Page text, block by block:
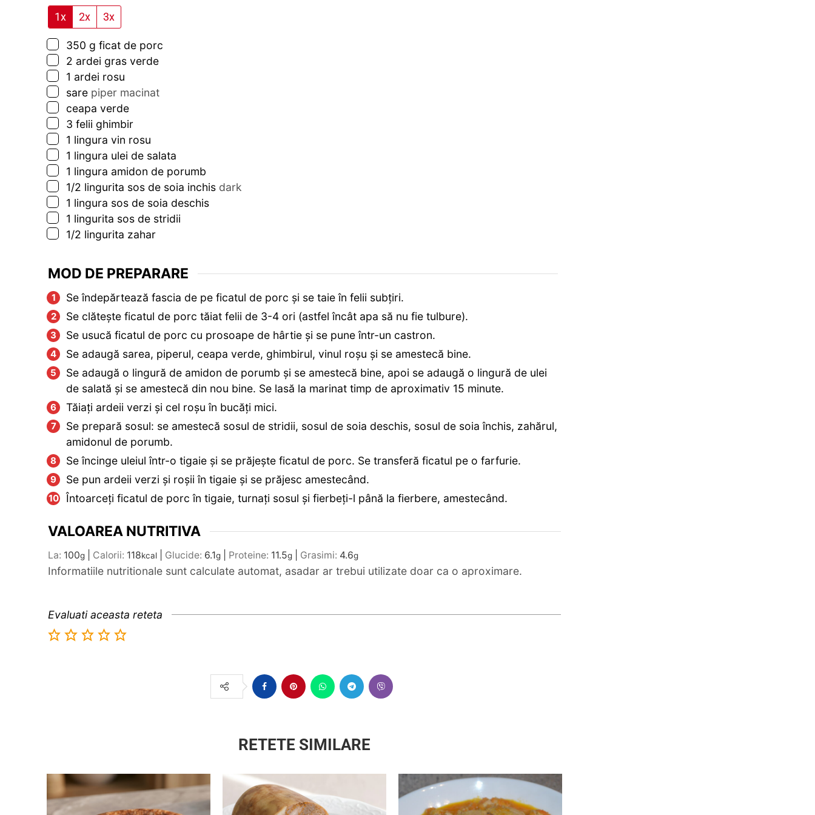
1x 2x 3x
▢
350 g ficat de porc
▢
2 ardei gras verde
▢
1 ardei rosu
▢
sare piper macinat
▢
ceapa verde
▢
3 felii ghimbir
▢
1 lingura vin rosu
▢
1 lingura ulei de salata
▢
1 lingura amidon de porumb
▢
1/2 lingurita sos de soia inchis dark
▢
1 lingura sos de soia deschis
▢
1 lingurita sos de stridii
▢
1/2 lingurita zahar
MOD DE PREPARARE
Se îndepărtează fascia de pe ficatul de porc și se taie în felii subțiri.
Se clătește ficatul de porc tăiat felii de 3-4 ori (astfel încât apa să nu fie tulbure).
Se usucă ficatul de porc cu prosoape de hârtie și se pune într-un castron.
Se adaugă sarea, piperul, ceapa verde, ghimbirul, vinul roșu și se amestecă bine.
Se adaugă o lingură de amidon de porumb și se amestecă bine, apoi se adaugă o lingură de ulei
de salată și se amestecă din nou bine. Se lasă la marinat timp de aproximativ 15 minute.
Tăiați ardeii verzi și cel roșu în bucăți mici.
Se prepară sosul: se amestecă sosul de stridii, sosul de soia deschis, sosul de soia închis, zahărul,
amidonul de porumb.
Se încinge uleiul într-o tigaie și se prăjește ficatul de porc. Se transferă ficatul pe o farfurie.
Se pun ardeii verzi și roșii în tigaie și se prăjesc amestecând.
Întoarceți ficatul de porc în tigaie, turnați sosul și fierbeți-l până la fierbere, amestecând.
VALOAREA NUTRITIVA
La: 100g Calorii: 118kcal Glucide: 6.1g Proteine: 11.5g Grasimi: 4.6g
Informatiile nutritionale sunt calculate automat, asadar ar trebui utilizate doar ca o aproximare.
Evaluati aceasta reteta
RETETE SIMILARE